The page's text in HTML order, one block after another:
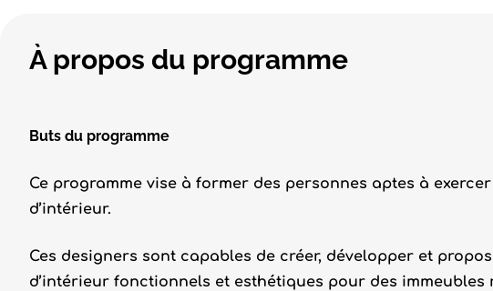
À propos du programme
Buts du programme
Ce programme vise à former des personnes aptes à
d’intérieur.
Ces designers sont capables de créer, développer et
d’intérieur fonctionnels et esthétiques pour des immeubles